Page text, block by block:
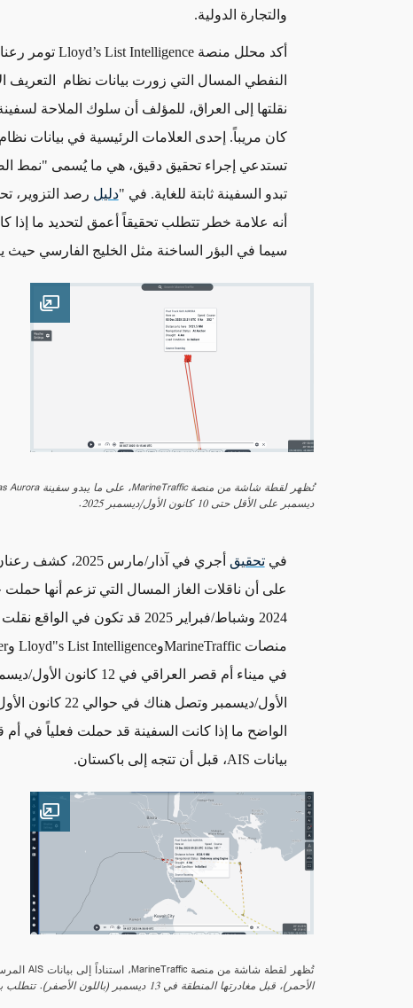
والتجارة الدولية.
أكد محلل منصةLloyd’s List Intelligence تومر
النفطي المسال التي زورت بيانات نظام التعريف
نقلتها إلى العراق، للمؤلف أن سلوك الملاحة
كان مريباً. إحدى العلامات الرئيسية في بيانات
تستدعي إجراء تحقيق دقيق، هي ما يُسمى "نمط
تبدو السفينة ثابتة للغاية. في "دليل رصد التزوير،
أنه علامة خطر تتطلب تحقيقاً أعمق لتحديد ما إذا
سيما في البؤر الساخنة مثل الخليج الفارسي حيث
image
ديسمبر على الأقل حتى 10 كانون الأول/ديسمبر 2025.
فيتحقيق أجري في آذار/مارس 2025، كشف رعنان أن مسارات
على أن ناقلات الغاز المسال التي تزعم أنها حملت
2024 وشباط/فبراير 2025 قد تكون
منصاتMarineTrafficوLloyd"s List Intelligence و
الأول/ديسمبر وتصل هناك في حوالي 22 كانون
بيانات AIS، قبل أن تتجه إلى باكستان.
image
تُظهر لقطة شاشة من منصة MarineTraffic، استناداً إلى بيانات AIS المرسلة، موقع Gas Aurora
الأحمر)، قبل مغادرتها المنطقة في 13 ديسمبر (باللون الأصفر). تتطلب بيانات AIS هذه مزيداً من التدقيق.